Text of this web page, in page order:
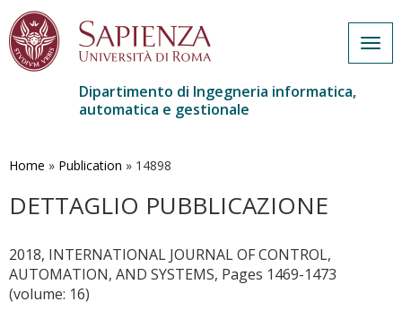
contenuto
Dipartimento di Ingegneria informatica,
automatica e gestionale
Home » Publication » 14898
DETTAGLIO PUBBLICAZIONE
2018, INTERNATIONAL JOURNAL OF CONTROL,
AUTOMATION, AND SYSTEMS, Pages 1469-1473
(volume: 16)